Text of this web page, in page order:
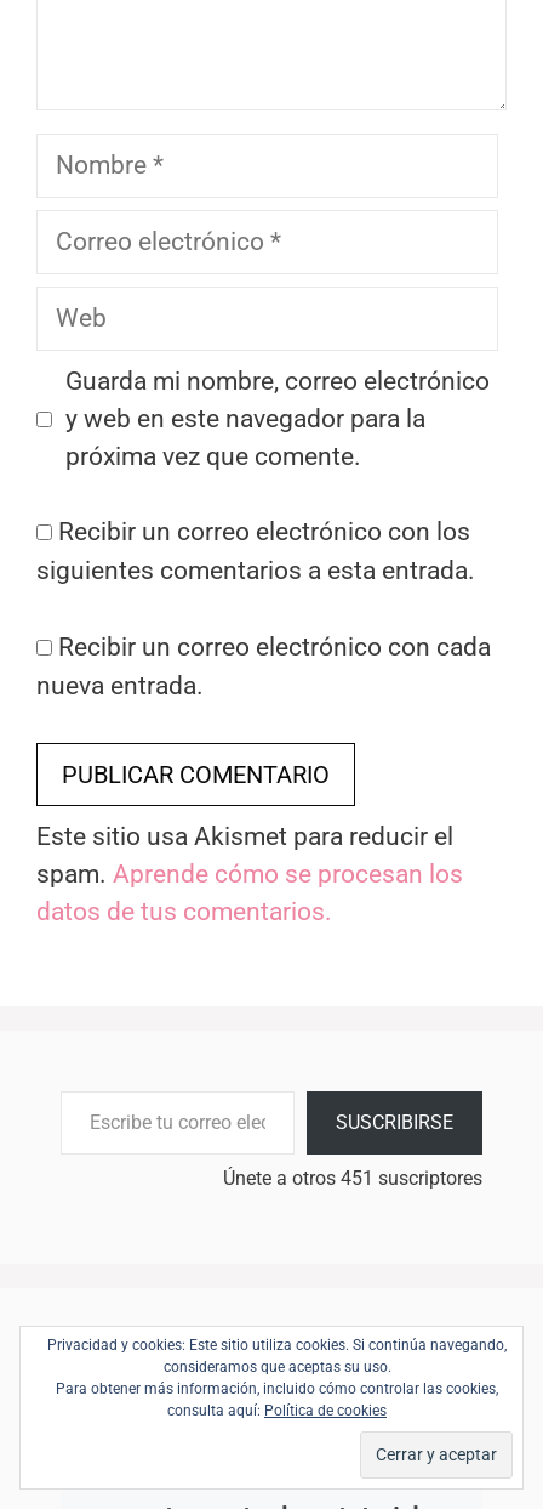
Nombre
Correo
Web
Guarda mi nombre, correo electrónico
y web en este navegador para la
próxima vez que comente.
Recibir un correo electrónico con los
siguientes comentarios a esta entrada.
Recibir un correo electrónico con cada
nueva entrada.
Este sitio usa Akismet para reducir el
spam. Aprende cómo se procesan los
datos de tus comentarios.
SUSCRIBIRSE
Únete a otros 451 suscriptores
En Chupa del Frasco encontrarás
trucos y consejos para hacer
manualidades de una forma sencilla
Privacidad y cookies: Este sitio utiliza cookies. Si continúa navegando,
consideramos que aceptas su uso.
Para obtener más información, incluido cómo controlar las cookies,
consulta aquí: Política de cookies